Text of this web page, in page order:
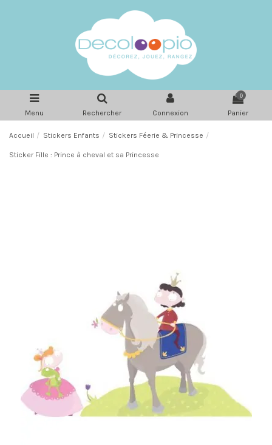
Menu Rechercher Connexion
0
Panier
Accueil Stickers Enfants Stickers Féerie & Princesse
Sticker Fille : Prince à cheval et sa Princesse